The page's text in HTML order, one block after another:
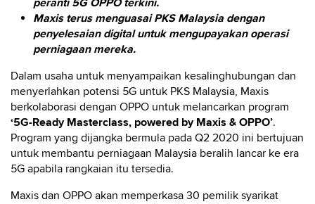
peranti 5G OPPO terkini.
Maxis terus menguasai PKS Malaysia dengan
penyelesaian digital untuk mengupayakan operasi
perniagaan mereka.
Dalam usaha untuk menyampaikan kesalinghubungan dan
menyerlahkan potensi 5G untuk PKS Malaysia, Maxis
berkolaborasi dengan OPPO untuk melancarkan program
‘5G-Ready Masterclass, powered by Maxis & OPPO’.
Program yang dijangka bermula pada Q2 2020 ini bertujuan
untuk membantu perniagaan Malaysia beralih lancar ke era
5G apabila rangkaian itu tersedia.
Maxis dan OPPO akan memperkasa 30 pemilik syarikat